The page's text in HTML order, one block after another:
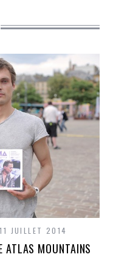
11 JUILLET 2014
ATLAS MOUNTAINS